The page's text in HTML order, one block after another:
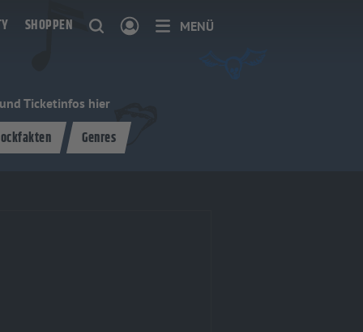
SHOPPEN MENÜ
Ticketinfos hier
Genres